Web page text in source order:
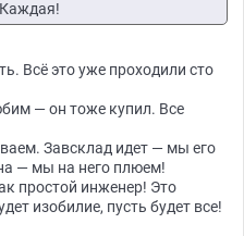
Всё это уже проходили сто
— он тоже купил. Все
Завсклад идет — мы его
— мы на него плюем!
простой инженер! Это
изобилие, пусть будет все!